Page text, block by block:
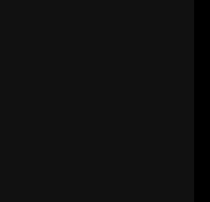
2024. Este evento, que
una cita ineludible para los